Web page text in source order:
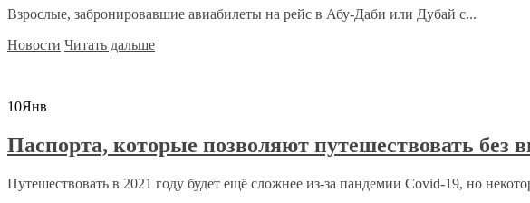
Взрослые, забронировавшие авиабилеты на рейс в Абу-Даби или Дубай с...
Новости Читать дальше
10Янв
Паспорта, которые позволяют путешествовать без
Путешествовать в 2021 году будет ещё сложнее из-за пандемии Covid-19, но